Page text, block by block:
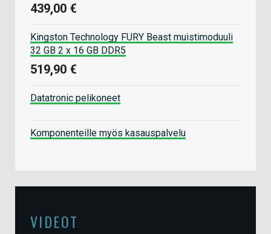
439,00 €
Kingston Technology FURY Beast muistimoduuli
32 GB 2 x 16 GB DDR5
519,90 €
Datatronic pelikoneet
Komponenteille myös kasauspalvelu
VIDEOT